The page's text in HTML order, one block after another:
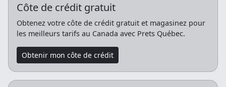
Côte de crédit gratuit
Obtenez votre côte de crédit gratuit et magasinez pour
les meilleurs tarifs au Canada avec Prets Québec.
Obtenir mon côte de crédit